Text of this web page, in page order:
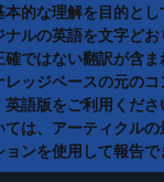
本的な理解を目的とし
ナルの英語を文字ど
確ではない翻訳が含
レッジベースの元の
英語版をご利用くだ
ては、アーティクル
ョンを使用して報告で